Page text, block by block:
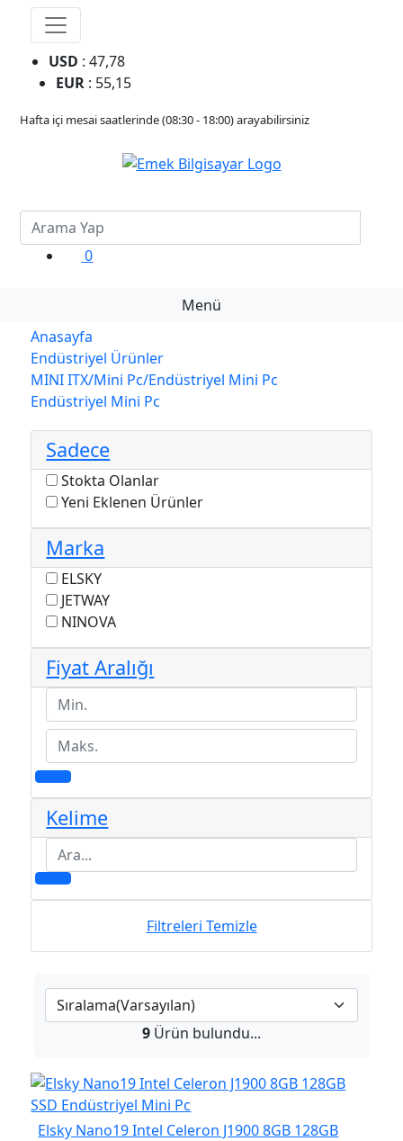
USD : 47,78
EUR : 55,15
Hafta içi mesai saatlerinde (08:30 - 18:00) arayabilirsiniz
0
Menü
Anasayfa
Endüstriyel Ürünler
MINI ITX/Mini Pc/Endüstriyel Mini Pc
Endüstriyel Mini Pc
Sadece
Stokta Olanlar
Yeni Eklenen Ürünler
Marka
ELSKY
JETWAY
NINOVA
Fiyat Aralığı
Kelime
Filtreleri Temizle
9 Ürün bulundu...
Elsky Nano19 Intel Celeron J1900 8GB 128GB